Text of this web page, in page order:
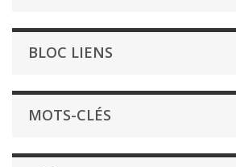
BLOC LIENS
MOTS-CLÉS